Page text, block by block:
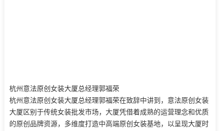
杭州意法原创女装大厦总经理郭福荣
杭州意法原创女装大厦总经理郭福荣在致辞中讲到，意法原创女装
大厦区别于传统女装批发市场，大厦凭借着成熟的运营理念和优质
的原创品牌资源，多维度打造中高端原创女装基地，以呈现大厦时